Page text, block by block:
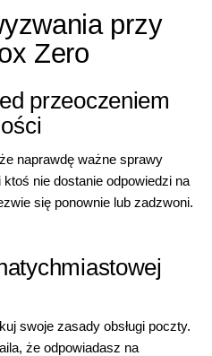
przy
Zero
przeoczeniem
naprawdę ważne sprawy
nie dostanie odpowiedzi na
się ponownie lub zadzwoni.
swoje zasady obsługi poczty.
że odpowiadasz na